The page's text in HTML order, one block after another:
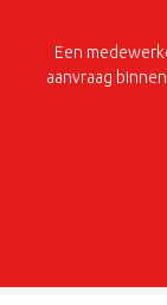
Een
aanvraag